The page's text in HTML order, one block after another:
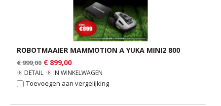
ROBOTMAAIER MAMMOTION A YUKA MINI2 800
€ 999,00 € 899,00
DETAIL IN WINKELWAGEN
Toevoegen aan vergelijking